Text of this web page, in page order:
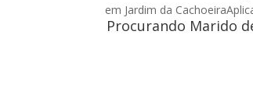
em Jardim da
Procurando Marido